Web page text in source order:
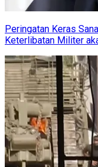
Peringatan Keras
Keterlibatan Militer